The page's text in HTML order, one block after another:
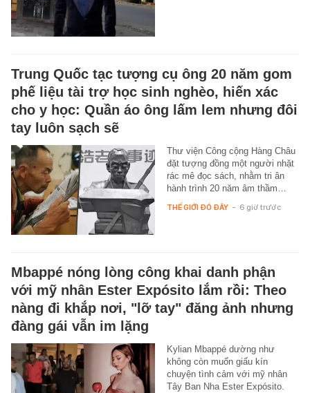
Trung Quốc tạc tượng cụ ông 20 năm gom
phế liệu tài trợ học sinh nghèo, hiến xác
cho y học: Quần áo ông lấm lem nhưng đôi
tay luôn sạch sẽ
Thư viện Công cộng Hàng Châu
đặt tượng đồng một người nhặt
rác mê đọc sách, nhằm tri ân
hành trình 20 năm âm thầm…
THẾ GIỚI ĐÓ ĐÂY - 6 giờ trước
Mbappé nóng lòng công khai danh phận
với mỹ nhân Ester Expósito lắm rồi: Theo
nàng đi khắp nơi, "lỡ tay" đăng ảnh nhưng
đàng gái vẫn im lặng
Kylian Mbappé dường như
không còn muốn giấu kín
chuyện tình cảm với mỹ nhân
Tây Ban Nha Ester Expósito.